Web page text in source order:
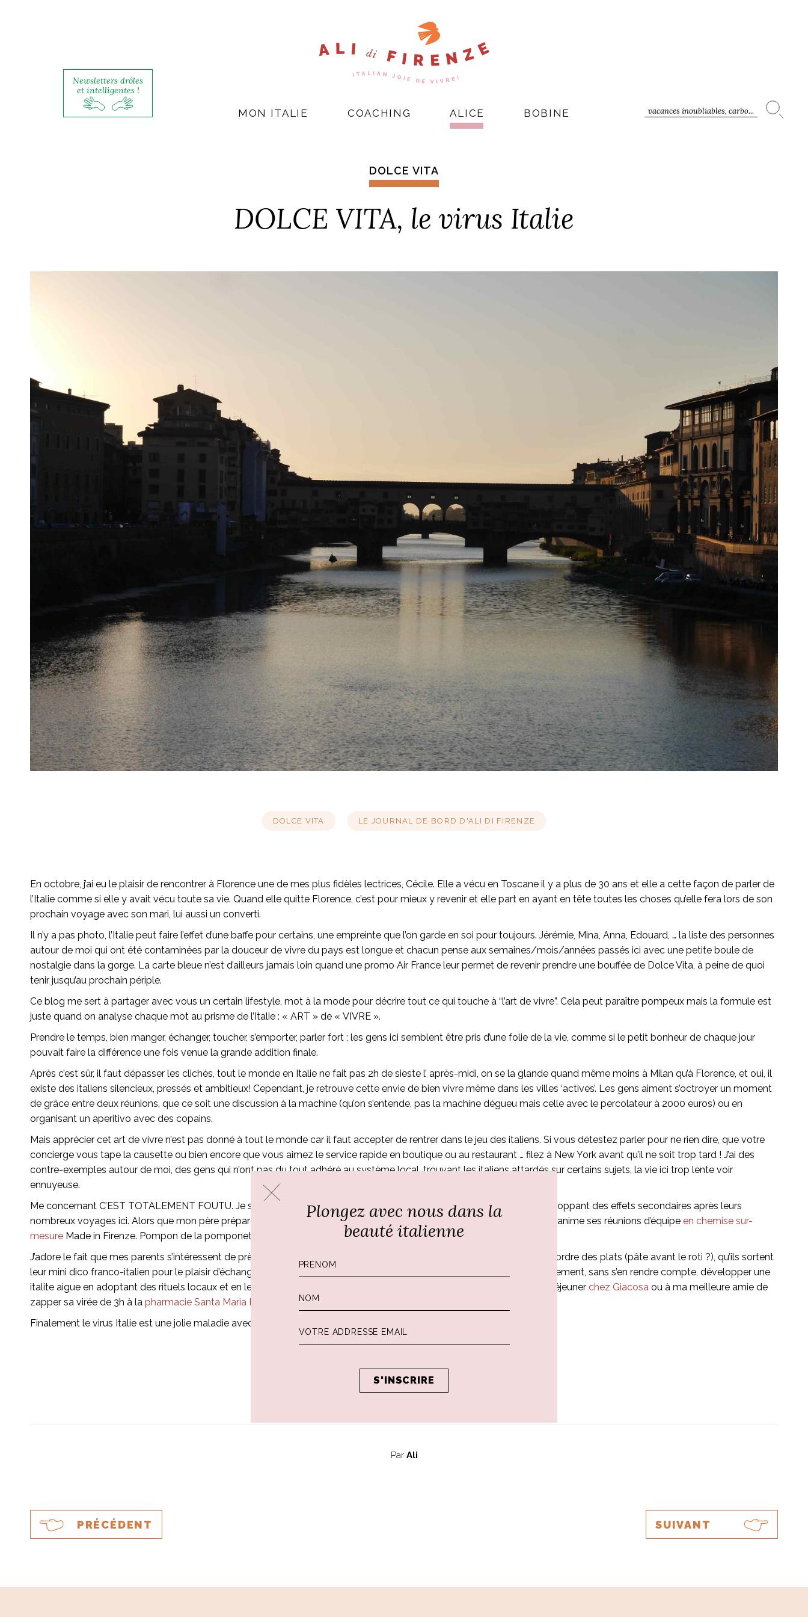
Newsletters drôles
et intelligentes !
vacances inoubliables, carbo...
MON ITALIE COACHING ALICE BOBINE
DOLCE VITA
DOLCE VITA, le virus Italie
DOLCE VITA LE JOURNAL DE BORD D'ALI DI FIRENZE
En octobre, j’ai eu le plaisir de rencontrer à Florence une de mes plus fidèles lectrices, Cécile. Elle a vécu en Toscane il y a plus de 30 ans et elle a cette façon de parler de
l’Italie comme si elle y avait vécu toute sa vie. Quand elle quitte Florence, c’est pour mieux y revenir et elle part en ayant en tête toutes les choses qu’elle fera lors de son
prochain voyage avec son mari, lui aussi un converti.
Il n’y a pas photo, l’Italie peut faire l’effet d’une baffe pour certains, une empreinte que l’on garde en soi pour toujours. Jérémie, Mina, Anna, Edouard, … la liste des personnes
autour de moi qui ont été contaminées par la douceur de vivre du pays est longue et chacun pense aux semaines/mois/années passés ici avec une petite boule de
nostalgie dans la gorge. La carte bleue n’est d’ailleurs jamais loin quand une promo Air France leur permet de revenir prendre une bouffée de Dolce Vita, à peine de quoi
tenir jusqu’au prochain périple.
Ce blog me sert à partager avec vous un certain lifestyle, mot à la mode pour décrire tout ce qui touche à “l’art de vivre”. Cela peut paraître pompeux mais la formule est
juste quand on analyse chaque mot au prisme de l’Italie : « ART » de « VIVRE ».
Prendre le temps, bien manger, échanger, toucher, s’emporter, parler fort ; les gens ici semblent être pris d’une folie de la vie, comme si le petit bonheur de chaque jour
pouvait faire la différence une fois venue la grande addition finale.
Après c’est sûr, il faut dépasser les clichés, tout le monde en Italie ne fait pas 2h de sieste l’ après-midi, on se la glande quand même moins à Milan qu’à Florence, et oui, il
existe des italiens silencieux, pressés et ambitieux! Cependant, je retrouve cette envie de bien vivre même dans les villes ‘actives’. Les gens aiment s’octroyer un moment
de grâce entre deux réunions, que ce soit une discussion à la machine (qu’on s’entende, pas la machine dégueu mais celle avec le percolateur à 2000 euros) ou en
organisant un aperitivo avec des copains.
Mais apprécier cet art de vivre n’est pas donné à tout le monde car il faut accepter de rentrer dans le jeu des italiens. Si vous détestez parler pour ne rien dire, que votre
concierge vous tape la causette ou bien encore que vous aimez le service rapide en boutique ou au restaurant … filez à New York avant qu’il ne soit trop tard ! J’ai des
contre-exemples autour de moi, des gens qui n’ont pas du tout adhéré au système local, trouvant les italiens attardés sur certains sujets, la vie ici trop lente voir
ennuyeuse.
Me concernant C’EST TOTALEMENT FOUTU. Je suis infectée jusqu’à l’os, et mes proches trinquent également en développant des effets secondaires après leurs
nombreux voyages ici. Alors que mon père prépare
digne du barman du , mon beau-frère anime ses réunions d’équipe en chemise sur-
mesure Made in Firenze. Pompon de la pomponette, ma mère a eu son bracelet chaîneAngela Caputi
J’adore le fait que mes parents s’intéressent de près à ce qui se passe ici, que ma mère questionne toujours Andrea sur l’ordre des plats (pâte avant le roti ?), qu’ils sortent
leur mini dico franco-italien pour le plaisir d’échanger deux mots quand ils sont au bar ou dans une boutique. Ils ont finalement, sans s’en rendre compte, développer une
italite aigue en adoptant des rituels locaux et en les faisant devenir leurs. Ne demandez pas à ma sœur de sauter son déjeuner chez Giacosa ou à ma meilleure amie de
zapper sa virée de 3h à la pharmacie Santa Maria Novella
Finalement le virus Italie est une jolie maladie avec laquelle on vit bien volontiers…
Par Ali
PRÉCÉDENT SUIVANT
Plongez avec nous dans la
beauté italienne